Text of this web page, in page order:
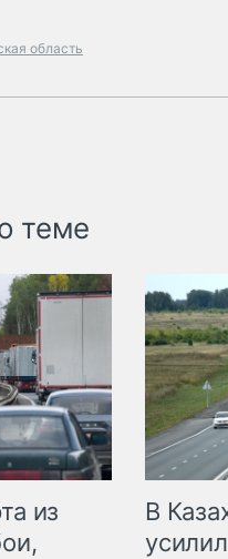
область
теме
из
В